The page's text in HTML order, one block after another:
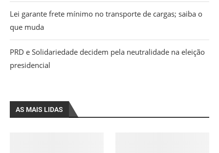
Lei garante frete mínimo no transporte de cargas; saiba o
que muda
PRD e Solidariedade decidem pela neutralidade na eleição
presidencial
AS MAIS LIDAS